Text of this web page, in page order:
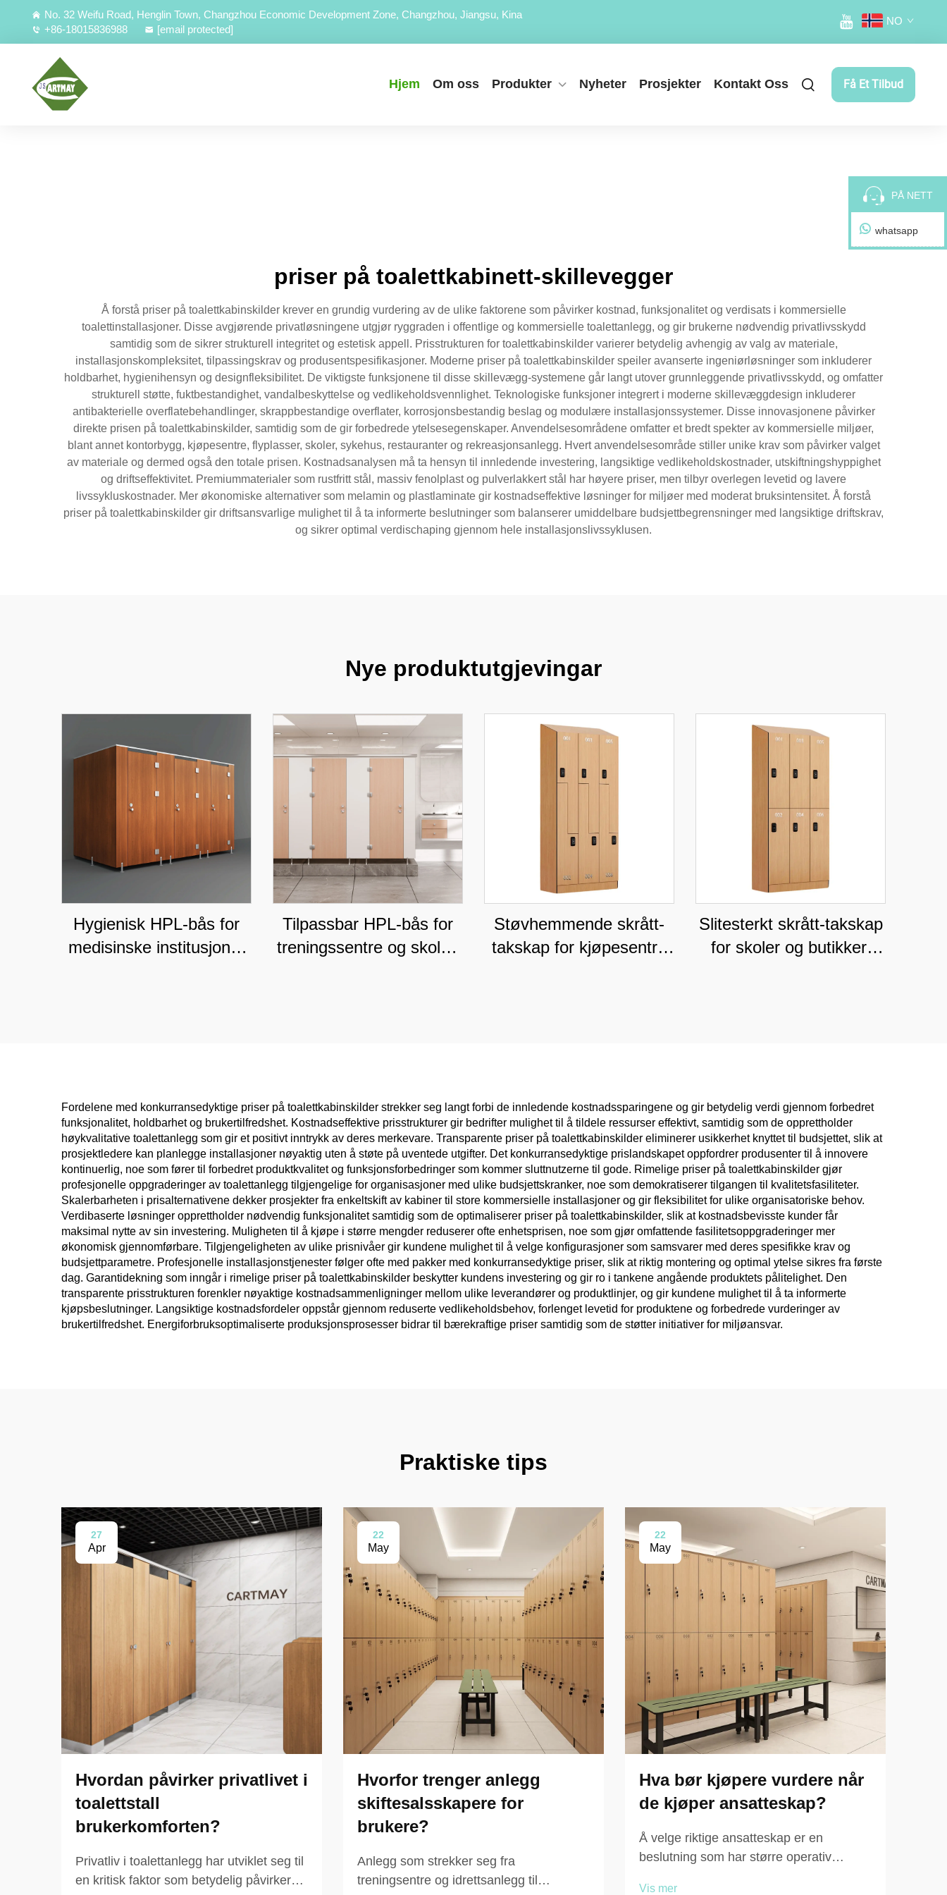
No. 32 Weifu Road, Henglin Town, Changzhou Economic Development Zone, Changzhou, Jiangsu, Kina
+86-18015836988
[email protected]
NO
Hjem Om oss Produkter Nyheter Prosjekter Kontakt Oss Få Et Tilbud
priser på toalettkabinett-skillevegger
Å forstå priser på toalettkabinskilder krever en grundig vurdering av de ulike faktorene som påvirker kostnad, funksjonalitet og verdisats i kommersielle
toalettinstallasjoner. Disse avgjørende privatløsningene utgjør ryggraden i offentlige og kommersielle toalettanlegg, og gir brukerne nødvendig privatlivsskydd
samtidig som de sikrer strukturell integritet og estetisk appell. Prisstrukturen for toalettkabinskilder varierer betydelig avhengig av valg av materiale,
installasjonskompleksitet, tilpassingskrav og produsentspesifikasjoner. Moderne priser på toalettkabinskilder speiler avanserte ingeniørløsninger som inkluderer
holdbarhet, hygienihensyn og designfleksibilitet. De viktigste funksjonene til disse skillevægg-systemene går langt utover grunnleggende privatlivsskydd, og omfatter
strukturell støtte, fuktbestandighet, vandalbeskyttelse og vedlikeholdsvennlighet. Teknologiske funksjoner integrert i moderne skillevæggdesign inkluderer
antibakterielle overflatebehandlinger, skrappbestandige overflater, korrosjonsbestandig beslag og modulære installasjonssystemer. Disse innovasjonene påvirker
direkte prisen på toalettkabinskilder, samtidig som de gir forbedrede ytelsesegenskaper. Anvendelsesområdene omfatter et bredt spekter av kommersielle miljøer,
blant annet kontorbygg, kjøpesentre, flyplasser, skoler, sykehus, restauranter og rekreasjonsanlegg. Hvert anvendelsesområde stiller unike krav som påvirker valget
av materiale og dermed også den totale prisen. Kostnadsanalysen må ta hensyn til innledende investering, langsiktige vedlikeholdskostnader, utskiftningshyppighet
og driftseffektivitet. Premiummaterialer som rustfritt stål, massiv fenolplast og pulverlakkert stål har høyere priser, men tilbyr overlegen levetid og lavere
livssykluskostnader. Mer økonomiske alternativer som melamin og plastlaminate gir kostnadseffektive løsninger for miljøer med moderat bruksintensitet. Å forstå
priser på toalettkabinskilder gir driftsansvarlige mulighet til å ta informerte beslutninger som balanserer umiddelbare budsjettbegrensninger med langsiktige driftskrav,
og sikrer optimal verdischaping gjennom hele installasjonslivssyklusen.
Nye produktutgjevingar
Hygienisk HPL-bås for
medisinske institusjoner
Tilpassbar HPL-bås for
treningssentre og skoler,
Støvhemmende skrått-
takskap for kjøpesentre
Slitesterkt skrått-takskap
for skoler og butikker,
Fordelene med konkurransedyktige priser på toalettkabinskilder strekker seg langt forbi de innledende kostnadssparingene og gir betydelig verdi gjennom forbedret
funksjonalitet, holdbarhet og brukertilfredshet. Kostnadseffektive prisstrukturer gir bedrifter mulighet til å tildele ressurser effektivt, samtidig som de opprettholder
høykvalitative toalettanlegg som gir et positivt inntrykk av deres merkevare. Transparente priser på toalettkabinskilder eliminerer usikkerhet knyttet til budsjettet, slik at
prosjektledere kan planlegge installasjoner nøyaktig uten å støte på uventede utgifter. Det konkurransedyktige prislandskapet oppfordrer produsenter til å innovere
kontinuerlig, noe som fører til forbedret produktkvalitet og funksjonsforbedringer som kommer sluttnutzerne til gode. Rimelige priser på toalettkabinskilder gjør
profesjonelle oppgraderinger av toalettanlegg tilgjengelige for organisasjoner med ulike budsjettskranker, noe som demokratiserer tilgangen til kvalitetsfasiliteter.
Skalerbarheten i prisalternativene dekker prosjekter fra enkeltskift av kabiner til store kommersielle installasjoner og gir fleksibilitet for ulike organisatoriske behov.
Verdibaserte løsninger opprettholder nødvendig funksjonalitet samtidig som de optimaliserer priser på toalettkabinskilder, slik at kostnadsbevisste kunder får
maksimal nytte av sin investering. Muligheten til å kjøpe i større mengder reduserer ofte enhetsprisen, noe som gjør omfattende fasilitetsoppgraderinger mer
økonomisk gjennomførbare. Tilgjengeligheten av ulike prisnivåer gir kundene mulighet til å velge konfigurasjoner som samsvarer med deres spesifikke krav og
budsjettparametre. Profesjonelle installasjonstjenester følger ofte med pakker med konkurransedyktige priser, slik at riktig montering og optimal ytelse sikres fra første
dag. Garantidekning som inngår i rimelige priser på toalettkabinskilder beskytter kundens investering og gir ro i tankene angående produktets pålitelighet. Den
transparente prisstrukturen forenkler nøyaktige kostnadsammenligninger mellom ulike leverandører og produktlinjer, og gir kundene mulighet til å ta informerte
kjøpsbeslutninger. Langsiktige kostnadsfordeler oppstår gjennom reduserte vedlikeholdsbehov, forlenget levetid for produktene og forbedrede vurderinger av
brukertilfredshet. Energiforbruksoptimaliserte produksjonsprosesser bidrar til bærekraftige priser samtidig som de støtter initiativer for miljøansvar.
Praktiske tips
27
Apr
Hvordan påvirker privatlivet i
toalettstall
brukerkomforten?
Privatliv i toalettanlegg har utviklet seg til
en kritisk faktor som betydelig påvirker
22
May
Hvorfor trenger anlegg
skiftesalsskapere for
brukere?
Anlegg som strekker seg fra
treningsentre og idrettsanlegg til
22
May
Hva bør kjøpere vurdere når
de kjøper ansatteskap?
Å velge riktige ansatteskap er en
beslutning som har større operativ
Vis mer
PÅ NETT
whatsapp